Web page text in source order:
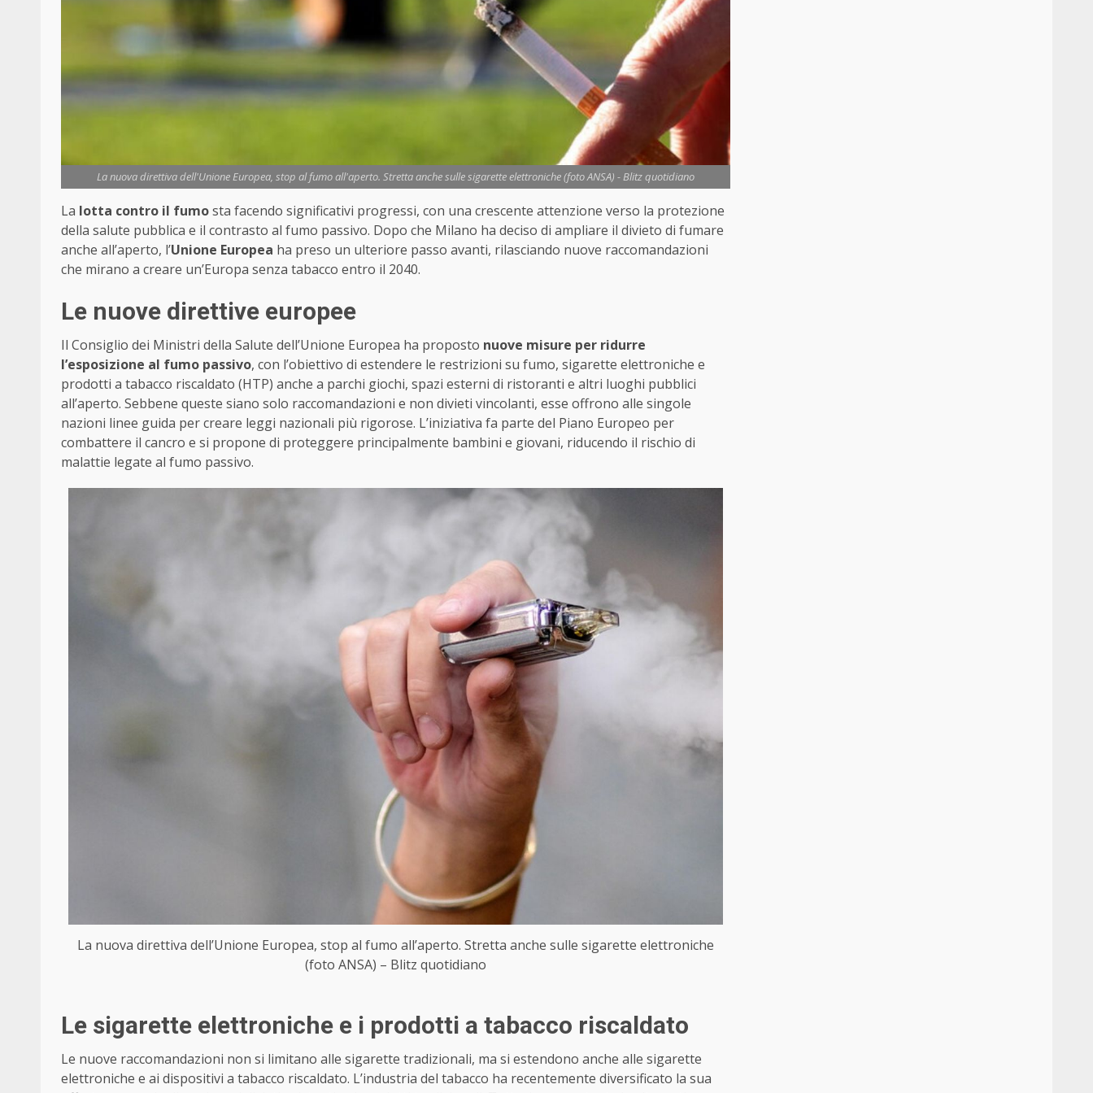
La nuova direttiva dell'Unione Europea, stop al fumo all'aperto. Stretta anche sulle sigarette elettroniche (foto ANSA) - Blitz quotidiano
La lotta contro il fumosta facendo significativi progressi, con una crescente attenzione verso la protezione
della salute pubblica e il contrasto al fumo passivo. Dopo che Milano ha deciso di ampliare il divieto di fumare
anche all’aperto, l’Unione Europea ha preso un ulteriore passo avanti, rilasciando nuove raccomandazioni
che mirano a creare un’Europa senza tabacco entro il 2040.
Le nuove direttive europee
Il Consiglio dei Ministri della Salute dell’Unione Europea ha proposto nuove misure per ridurre
l’esposizione al fumo passivo, con l’obiettivo di estendere le restrizioni su fumo, sigarette elettroniche e
prodotti a tabacco riscaldato (HTP) anche a parchi giochi, spazi esterni di ristoranti e altri luoghi pubblici
all’aperto. Sebbene queste siano solo raccomandazioni e non divieti vincolanti, esse offrono alle singole
nazioni linee guida per creare leggi nazionali più rigorose. L’iniziativa fa parte del Piano Europeo per
combattere il cancro e si propone di proteggere principalmente bambini e giovani, riducendo il rischio di
malattie legate al fumo passivo.
La nuova direttiva dell’Unione Europea, stop al fumo all’aperto. Stretta anche sulle sigarette elettroniche
(foto ANSA) – Blitz quotidiano
Le sigarette elettroniche e i prodotti a tabacco riscaldato
Le nuove raccomandazioni non si limitano alle sigarette tradizionali, ma si estendono anche alle sigarette
elettroniche e ai dispositivi a tabacco riscaldato. L’industria del tabacco ha recentemente diversificato la sua